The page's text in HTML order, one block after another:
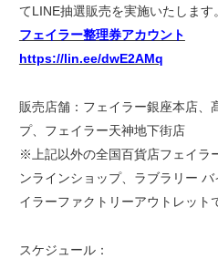
てLINE抽選販売を実施いたします。
フェイラー整理券アカウント
https://lin.ee/dwE2AMq
販売店舗：フェイラー銀座本店、
プ、フェイラー天神地下街店
※上記以外の全国百貨店フェイラ
ンラインショップ、ラブラリー
イラーファクトリーアウトレット
スケジュール：